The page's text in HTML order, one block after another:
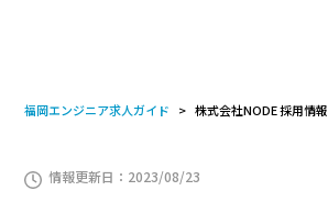
福岡エンジニア求人ガイド 株式会社NODE 採用情報
情報更新日：2023/08/23